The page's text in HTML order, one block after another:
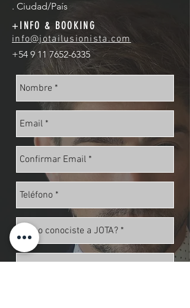
. Ciudad/País
+INFO & BOOKING
info@jotailusionista.com
+54 9 11 7652-6335